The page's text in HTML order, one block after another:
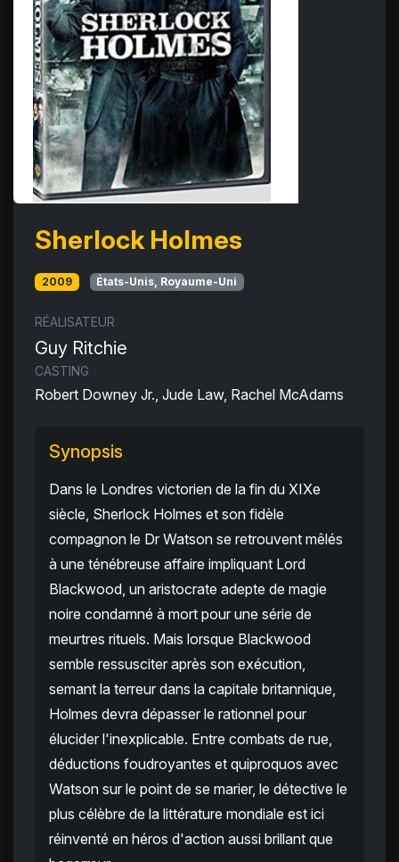
Sherlock Holmes
2009 États-Unis, Royaume-Uni
RÉALISATEUR
Guy Ritchie
CASTING
Robert Downey Jr., Jude Law, Rachel McAdams
Synopsis
Dans le Londres victorien de la fin du XIXe
siècle, Sherlock Holmes et son fidèle
compagnon le Dr Watson se retrouvent mêlés
à une ténébreuse affaire impliquant Lord
Blackwood, un aristocrate adepte de magie
noire condamné à mort pour une série de
meurtres rituels. Mais lorsque Blackwood
semble ressusciter après son exécution,
semant la terreur dans la capitale britannique,
Holmes devra dépasser le rationnel pour
élucider l'inexplicable. Entre combats de rue,
déductions foudroyantes et quiproquos avec
Watson sur le point de se marier, le détective le
plus célèbre de la littérature mondiale est ici
réinventé en héros d'action aussi brillant que